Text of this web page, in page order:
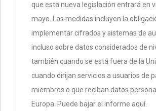
que esta nueva legislación entrará en
mayo. Las medidas incluyen la
implementar cifrados y sistemas de
incluso sobre datos considerados de
también cuando se está fuera de la
cuando dirijan servicios a usuarios de
miembros o que reciban datos
Europa. Puede bajar el informe aquí.